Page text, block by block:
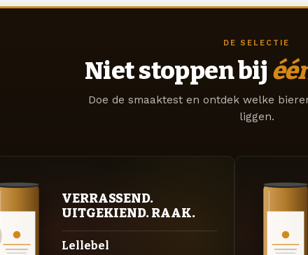
DE SELECTIE
Niet stoppen bij
Doe de smaaktest en ontdek welke
liggen.
VERRASSEND.
UITGEKIEND. RAAK.
Lellebel